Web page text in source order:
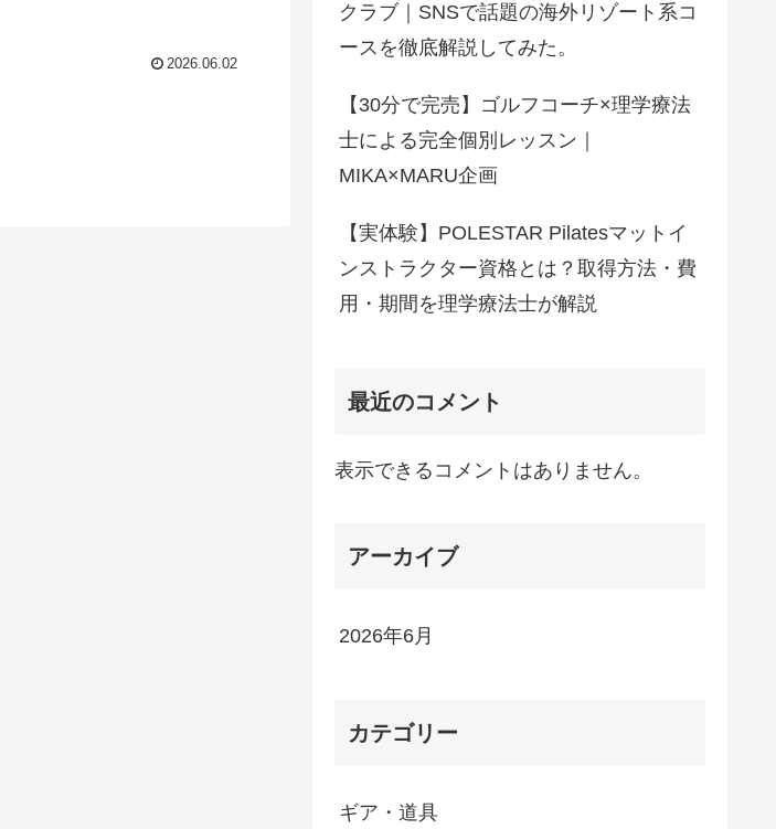
2026.06.02
クラブ｜SNSで話題の海外リゾート系コ
ースを徹底解説してみた。
【30分で完売】ゴルフコーチ×理学療法
士による完全個別レッスン｜
MIKA×MARU企画
【実体験】POLESTAR Pilatesマットイ
ンストラクター資格とは？取得方法・費
用・期間を理学療法士が解説
最近のコメント
表示できるコメントはありません。
アーカイブ
2026年6月
カテゴリー
ギア・道具